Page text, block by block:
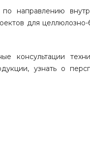
направлению
для
консультации
узнать о